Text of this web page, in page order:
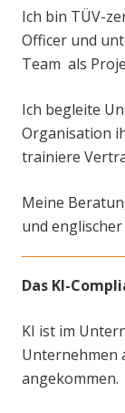
Ich bin TÜV-
Officer und
Team als
Ich begleite
Organisation
trainiere
Meine
und englischer
Das KI-
KI ist im
Unternehmen
angekommen.